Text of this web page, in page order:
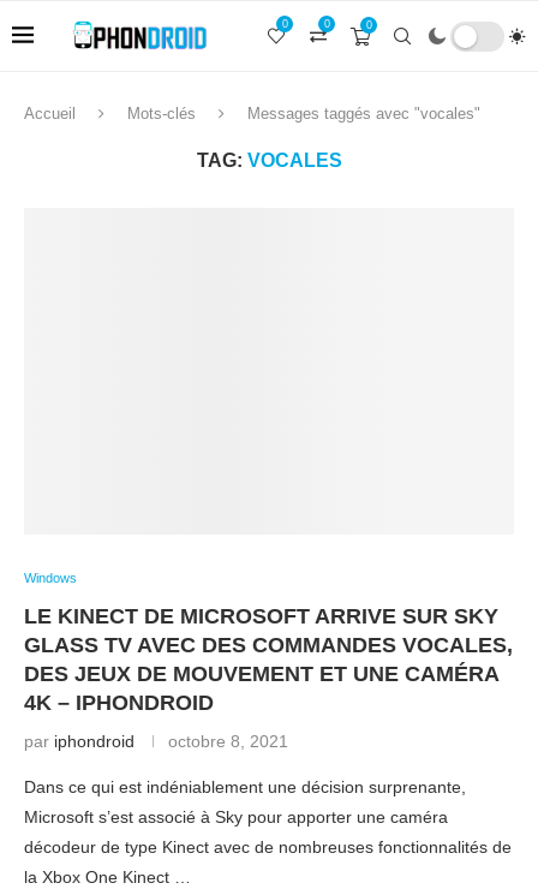
0
0
0
Accueil Mots-clés Messages taggés avec "vocales"
TAG: VOCALES
Windows
LE KINECT DE MICROSOFT ARRIVE SUR SKY
GLASS TV AVEC DES COMMANDES VOCALES,
DES JEUX DE MOUVEMENT ET UNE CAMÉRA
4K – IPHONDROID
par iphondroid octobre 8, 2021
Dans ce qui est indéniablement une décision surprenante,
Microsoft s’est associé à Sky pour apporter une caméra
décodeur de type Kinect avec de nombreuses fonctionnalités de
la Xbox One Kinect …